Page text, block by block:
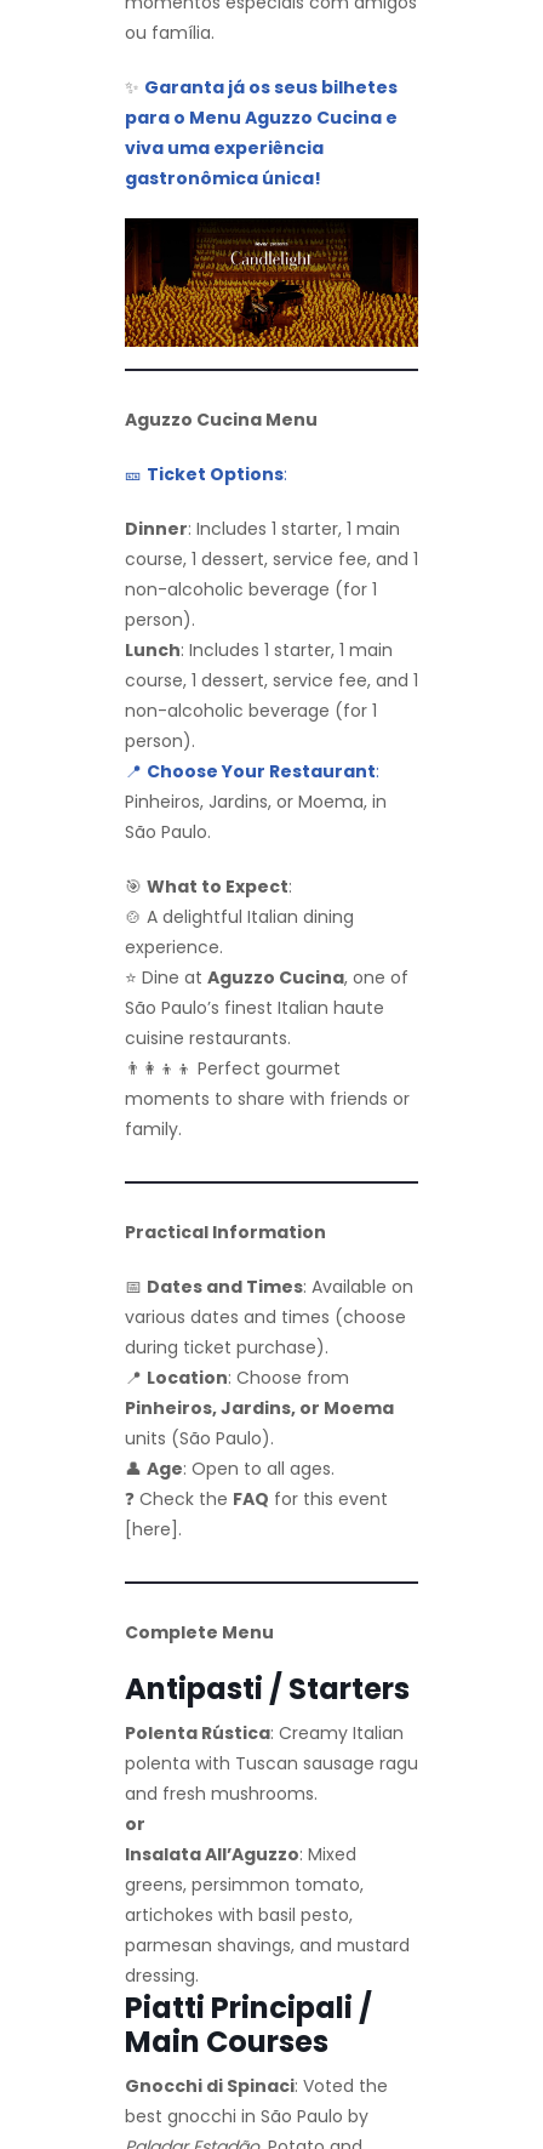
ou família.
✨ Garanta já os seus bilhetes
para o Menu Aguzzo Cucina e
viva uma experiência
gastronômica única!
Aguzzo Cucina Menu
🎫 Ticket Options:
Dinner: Includes 1 starter, 1 main
course, 1 dessert, service fee, and 1
non-alcoholic beverage (for 1
person).
Lunch: Includes 1 starter, 1 main
course, 1 dessert, service fee, and 1
non-alcoholic beverage (for 1
person).
📍 Choose Your Restaurant:
Pinheiros, Jardins, or Moema, in
São Paulo.
🎯 What to Expect:
🍲 A delightful Italian dining
experience.
⭐ Dine at Aguzzo Cucina, one of
São Paulo’s finest Italian haute
cuisine restaurants.
👨‍👩‍👦‍👦 Perfect gourmet
moments to share with friends or
family.
Practical Information
📅 Dates and Times: Available on
various dates and times (choose
during ticket purchase).
📍 Location: Choose from
Pinheiros, Jardins, or Moema
units (São Paulo).
👤 Age: Open to all ages.
❓ Check the FAQ for this event
[here].
Complete Menu
Antipasti / Starters
Polenta Rústica: Creamy Italian
polenta with Tuscan sausage ragu
and fresh mushrooms.
or
Insalata All’Aguzzo: Mixed
greens, persimmon tomato,
artichokes with basil pesto,
parmesan shavings, and mustard
dressing.
Piatti Principali /
Main Courses
Gnocchi di Spinaci: Voted the
best gnocchi in São Paulo by